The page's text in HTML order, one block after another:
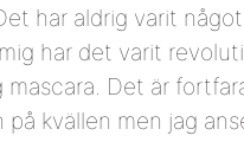
har aldrig varit
har det varit
Det är
kvällen men jag